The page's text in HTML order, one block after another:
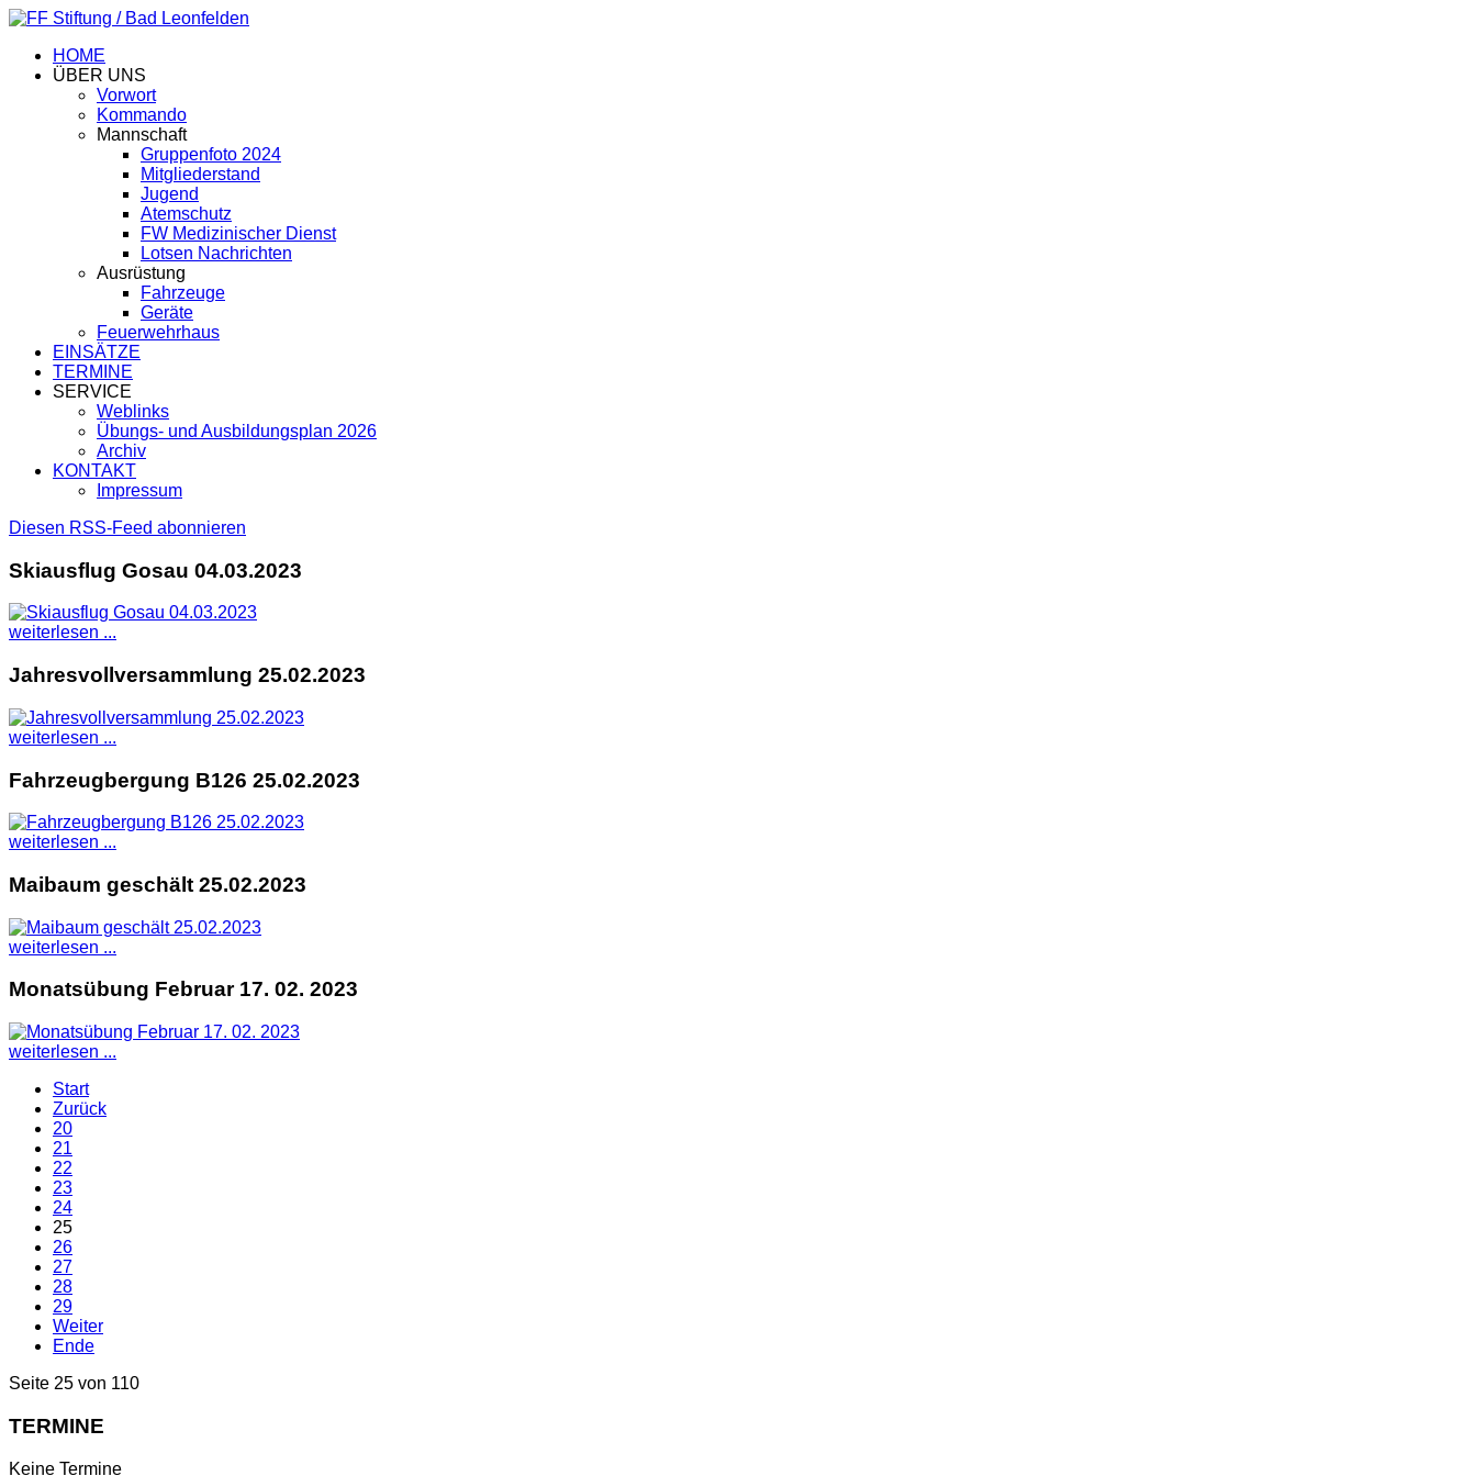
HOME
ÜBER UNS
Vorwort
Kommando
Mannschaft
Gruppenfoto 2024
Mitgliederstand
Jugend
Atemschutz
FW Medizinischer Dienst
Lotsen Nachrichten
Ausrüstung
Fahrzeuge
Geräte
Feuerwehrhaus
EINSÄTZE
TERMINE
SERVICE
Weblinks
Übungs- und Ausbildungsplan 2026
Archiv
KONTAKT
Impressum
Diesen RSS-Feed abonnieren
Skiausflug Gosau 04.03.2023
weiterlesen ...
Jahresvollversammlung 25.02.2023
weiterlesen ...
Fahrzeugbergung B126 25.02.2023
weiterlesen ...
Maibaum geschält 25.02.2023
weiterlesen ...
Monatsübung Februar 17. 02. 2023
weiterlesen ...
Start
Zurück
20
21
22
23
24
25
26
27
28
29
Weiter
Ende
Seite 25 von 110
TERMINE
Keine Termine